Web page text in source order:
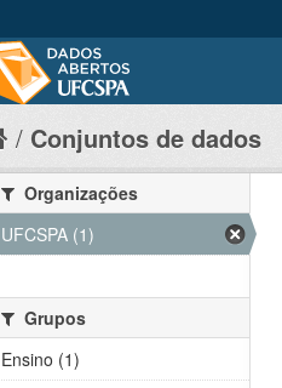
Conjuntos de dados
Organizações
UFCSPA (1)
Grupos
Ensino (1)